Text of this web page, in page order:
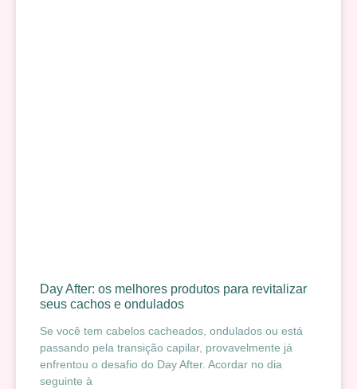
Day After: os melhores produtos para revitalizar
seus cachos e ondulados
Se você tem cabelos cacheados, ondulados ou está
passando pela transição capilar, provavelmente já
enfrentou o desafio do Day After. Acordar no dia
seguinte à